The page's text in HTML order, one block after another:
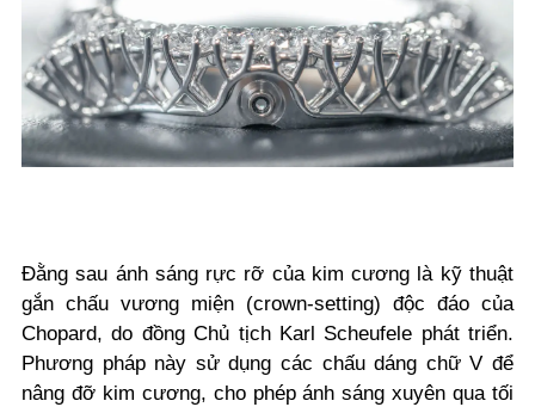
Đằng sau ánh sáng rực rỡ của kim cương là kỹ thuật
gắn chấu vương miện (crown-setting) độc đáo của
Chopard, do đồng Chủ tịch Karl Scheufele phát triển.
Phương pháp này sử dụng các chấu dáng chữ V để
nâng đỡ kim cương, cho phép ánh sáng xuyên qua tối